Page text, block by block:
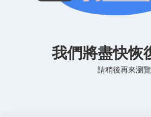
我們將盡快恢
請稍後再來瀏覽